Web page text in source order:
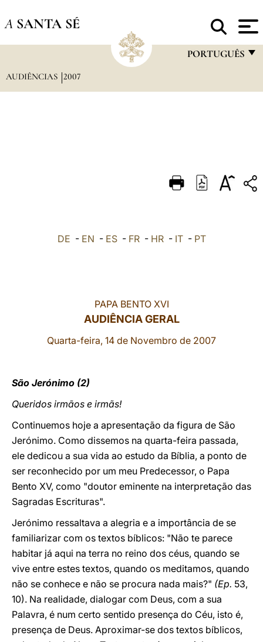
A SANTA SÉ
PORTUGUÊS
DEUTSCH
العربيّة
AUDIÊNCIAS 2007
DE - EN - ES- FR- HR- IT- PT
PAPA BENTO XVI
AUDIÊNCIA GERAL
Quarta-feira, 14 de Novembro de 2007
São Jerónimo (2)
Queridos irmãos e irmãs!
Continuemos hoje a apresentação da figura de São
Jerónimo. Como dissemos na quarta-feira passada,
ele dedicou a sua vida ao estudo da Bíblia, a ponto de
ser reconhecido por um meu Predecessor, o Papa
Bento XV, como "doutor eminente na interpretação das
Sagradas Escrituras".
Jerónimo ressaltava a alegria e a importância de se
familiarizar com os textos bíblicos: "Não te parece
habitar já aqui na terra no reino dos céus, quando se
vive entre estes textos, quando os meditamos, quando
não se conhece e não se procura nada mais?" (Ep. 53,
10). Na realidade, dialogar com Deus, com a sua
Palavra, é num certo sentido presença do Céu, isto é,
presença de Deus. Aproximar-se dos textos bíblicos,